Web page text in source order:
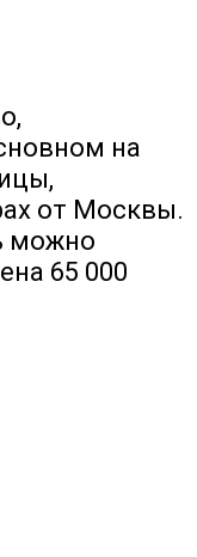
на
от Москвы.
можно
65 000